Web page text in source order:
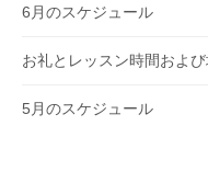
6月のスケジュール
お礼とレッスン時間およ
5月のスケジュール